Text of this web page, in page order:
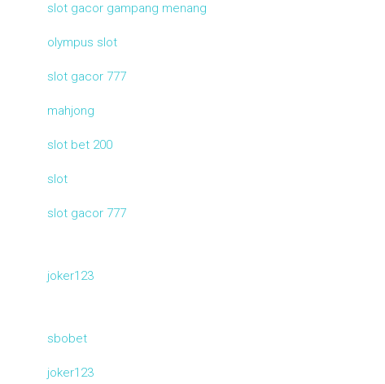
slot gacor gampang menang
olympus slot
slot gacor 777
mahjong
slot bet 200
slot
slot gacor 777
joker123
sbobet
joker123